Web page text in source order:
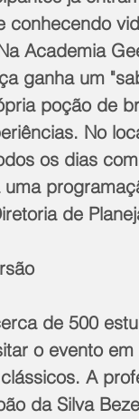
conhecendo
Academia
ganha um
poção de
No
os dias
de
o evento
A
da Silva